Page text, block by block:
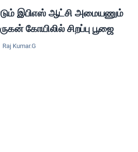
இபிஎஸ் ஆட்சி அமையணும்
கோயிலில் சிறப்பு பூஜை
Raj Kumar.G